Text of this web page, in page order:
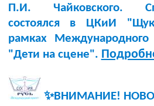
П.И. Чайковского.
состоялся в ЦКиИ
рамках Международного
"Дети на сцене".
✨ВНИМАНИЕ!